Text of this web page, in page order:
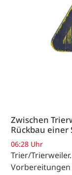
Zwischen
Rückbau
06:28 Uhr
Trier/